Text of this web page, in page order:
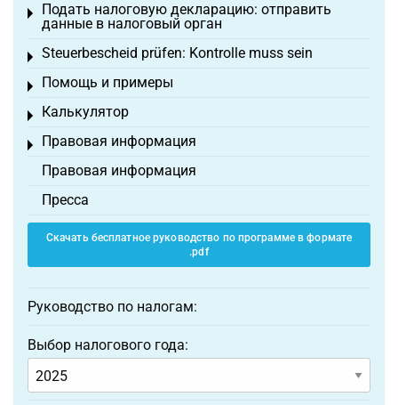
Подать налоговую декларацию: отправить
данные в налоговый орган
Toggle menu
Steuerbescheid prüfen: Kontrolle muss sein
Toggle menu
Помощь и примеры
Toggle menu
Калькулятор
Toggle menu
Правовая информация
Toggle menu
Правовая информация
Пресса
Скачать бесплатное руководство по программе в формате
.pdf
Руководство по налогам:
Выбор налогового года: